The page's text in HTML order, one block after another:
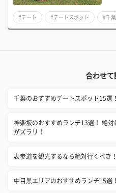
#デート #デートスポット #千葉
合わせて
千葉のおすすめデートスポット15選
神楽坂のおすすめランチ13選！ 絶
がズラリ！
表参道を観光するなら絶対行くべき
中目黒エリアのおすすめランチ15選